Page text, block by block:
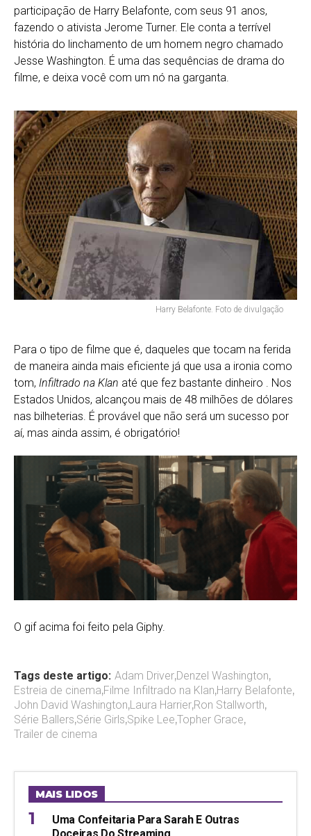
participação de Harry Belafonte, com seus 91 anos,
fazendo o ativista Jerome Turner. Ele conta a terrível
história do linchamento de um homem negro chamado
Jesse Washington. É uma das sequências de drama do
filme, e deixa você com um nó na garganta.
Harry Belafonte. Foto de divulgação
Para o tipo de filme que é, daqueles que tocam na ferida
de maneira ainda mais eficiente já que usa a ironia como
tom, Infiltrado na Klan até que fez bastante dinheiro . Nos
Estados Unidos, alcançou mais de 48 milhões de dólares
nas bilheterias. É provável que não será um sucesso por
aí, mas ainda assim, é obrigatório!
O gif acima foi feito pela Giphy.
Tags deste artigo: Adam Driver,Denzel Washington,
Estreia de cinema,Filme Infiltrado na Klan,Harry Belafonte,
John David Washington,Laura Harrier,Ron Stallworth,
Série Ballers,Série Girls,Spike Lee,Topher Grace,
Trailer de cinema
MAIS LIDOS
Uma Confeitaria Para Sarah E Outras